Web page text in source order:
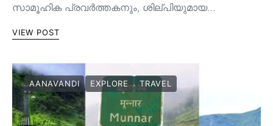
സാമൂഹിക പ്രവർത്തകനും, ശില്പിയുമായ…
VIEW POST
AANAVANDI EXPLORE TRAVEL